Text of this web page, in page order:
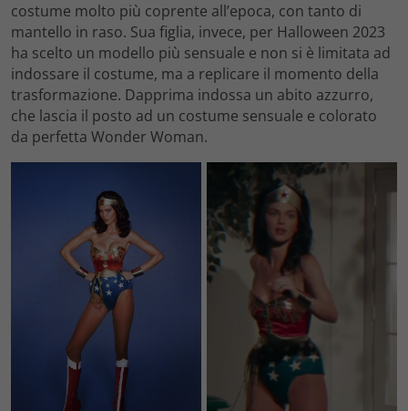
costume molto più coprente all’epoca, con tanto di
mantello in raso. Sua figlia, invece, per Halloween 2023
ha scelto un modello più sensuale e non si è limitata ad
indossare il costume, ma a replicare il momento della
trasformazione. Dapprima indossa un abito azzurro,
che lascia il posto ad un costume sensuale e colorato
da perfetta Wonder Woman.